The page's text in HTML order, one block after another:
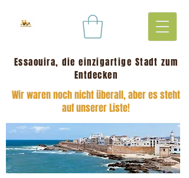
Essaouira, die einzigartige Stadt zum
Entdecken
Wir waren noch nicht überall, aber es steht
auf unserer Liste!